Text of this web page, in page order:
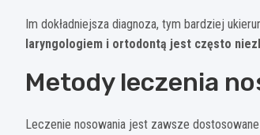
Im dokładniejsza diagnoza, tym bardziej
laryngologiem i ortodontą jest często
Metody leczenia
Leczenie nosowania jest zawsze